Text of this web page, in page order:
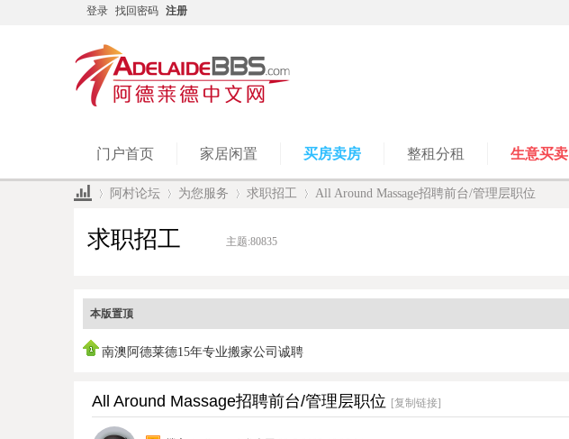
登录 找回密码 注册
门户首页 家居闲置 买房卖房 整租分租 生意买卖
阿村论坛 为您服务 求职招工 All Around Massage招聘前台/管理层职位
求职招工 主题:80835
本版置顶
南澳阿德莱德15年专业搬家公司诚聘
All Around Massage招聘前台/管理层职位 [复制链接]